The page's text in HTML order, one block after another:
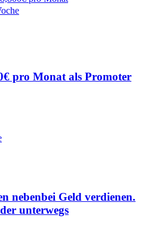
pro Monat als Promoter
nebenbei Geld verdienen.
unterwegs